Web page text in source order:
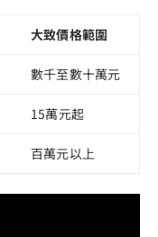
大致價格範圍
數千至數十萬元
15萬元起
百萬元以上